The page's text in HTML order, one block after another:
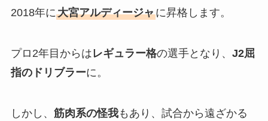
2018年に大宮アルディージャに昇格します。
プロ2年目からはレギュラー格の選手となり、 J2屈
指のドリブラーに。
しかし、 筋肉系の怪我もあり、試合から遠ざかる